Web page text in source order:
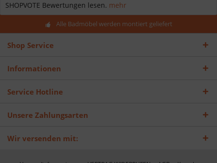
SHOPVOTE Bewertungen lesen. mehr
Alle Badmöbel werden montiert geliefert
Shop Service
Informationen
Service Hotline
Unsere Zahlungsarten
Wir versenden mit: